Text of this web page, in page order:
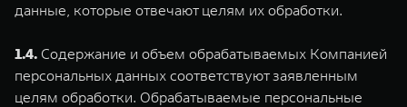
данные, которые отвечают целям их обработки.
1.4. Содержание и объем обрабатываемых Компанией
персональных данных соответствуют заявленным
целям обработки. Обрабатываемые персональные